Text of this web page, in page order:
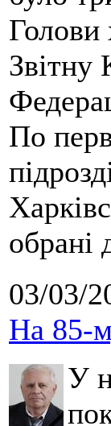
Голови
Звітну
По
обрані
03/03/
На 85-
У